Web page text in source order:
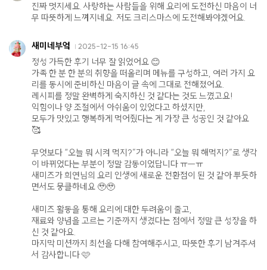
진짜 멋지세요. 사랑하는 사람들을 위해 요리에 도전하신 마음이 너
무 따뜻하게 느껴지네요. 저도 크리스마스에 도전해봐야겠어요.
새미네부엌 2025-12-15 16:45
정성 가득한 후기 너무 잘 읽었어요 😊
가족 한 분 한 분의 취향을 떠올리며 메뉴를 구성하고, 여러 가지 요
리를 동시에 준비하신 마음이 글 속에 그대로 전해졌어요.
레시피를 정말 완벽하게 숙지하신 것 같다는 것도 느꼈고요!
익힘이나 양 조절에서 아쉬움이 있었다고 하셨지만,
모두가 맛있고 행복하게 먹어줬다는 게 가장 큰 성공인 것 같아요
🥰
무엇보다 “오늘 뭐 시켜 먹지?”가 아니라 “오늘 뭐 해먹지?”로 생각
이 바뀌었다는 부분이 정말 감동이었답니다 ㅠㅡㅠ
새미즈가 희연님의 요리 인생에 새로운 전환점이 된 것 같아 뿌듯하
면서도 뭉클하네요 🥹🥹
새미즈 활동을 통해 요리에 대한 두려움이 줄고,
재료와 양념을 고르는 기준까지 생겼다는 점에서 정말 큰 성장을 하
신 것 같아요.
마지막 미션까지 최선을 다해 참여해주시고, 따뜻한 후기 남겨주셔
서 감사합니다 🩷